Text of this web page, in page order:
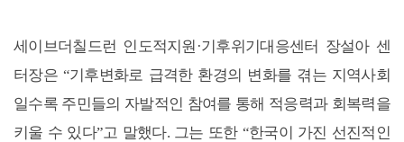
세이브더칠드런 인도적지원·기후위기대응센터 장설아 센
터장은 “기후변화로 급격한 환경의 변화를 겪는 지역사회
일수록 주민들의 자발적인 참여를 통해 적응력과 회복력을
키울 수 있다”고 말했다. 그는 또한 “한국이 가진 선진적인